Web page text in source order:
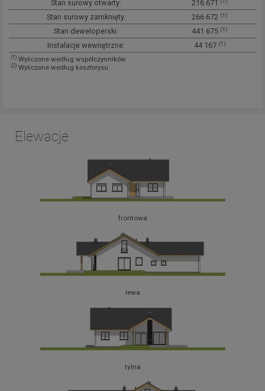
Stan surowy otwarty: 216 671
Stan surowy zamknięty: 266 672 (1)
Stan deweloperski: 441 675 (1)
Instalacje wewnętrzne: 44 167 (1)
(1) Wyliczone według współczynników
(2) Wyliczone według kosztorysu
Elewacje
frontowa
lewa
tylna